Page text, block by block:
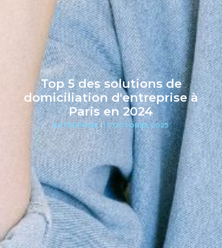
Top 5 des solutions de
domiciliation d'entreprise à
Paris en 2024
ENTREPRISE 17 OCTOBRE 2025